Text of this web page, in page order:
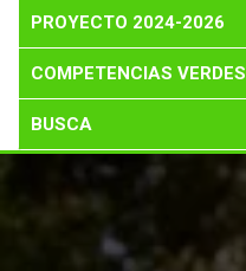
PROYECTO 2024-2026
COMPETENCIAS VERDES
BUSCA